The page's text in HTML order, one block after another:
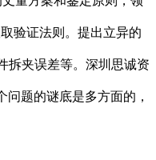
验证法则。提出立异的
拆夹误差等。深圳思诚资
题的谜底是多方面的，